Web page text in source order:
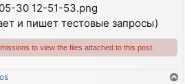
30 12-51-53.png
и пишет тестовые запросы)
to view the files attached to this post.